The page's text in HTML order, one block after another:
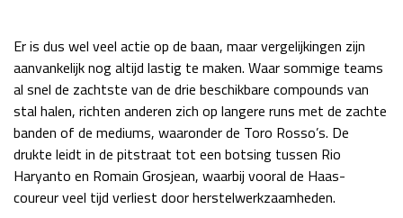
GP QATAR 2026 27 - 29 nov
Kwalificatie
za 19:00 - 20:00
Kwalificatie
za 15:00 - 16:00
Race
zo 14:00 - 16:00
Er is dus wel veel actie op de baan, maar vergelijkingen zijn
aanvankelijk nog altijd lastig te maken. Waar sommige teams
al snel de zachtste van de drie beschikbare compounds van
stal halen, richten anderen zich op langere runs met de zachte
banden of de mediums, waaronder de Toro Rosso’s. De
drukte leidt in de pitstraat tot een botsing tussen Rio
Haryanto en Romain Grosjean, waarbij vooral de Haas-
coureur veel tijd verliest door herstelwerkzaamheden.